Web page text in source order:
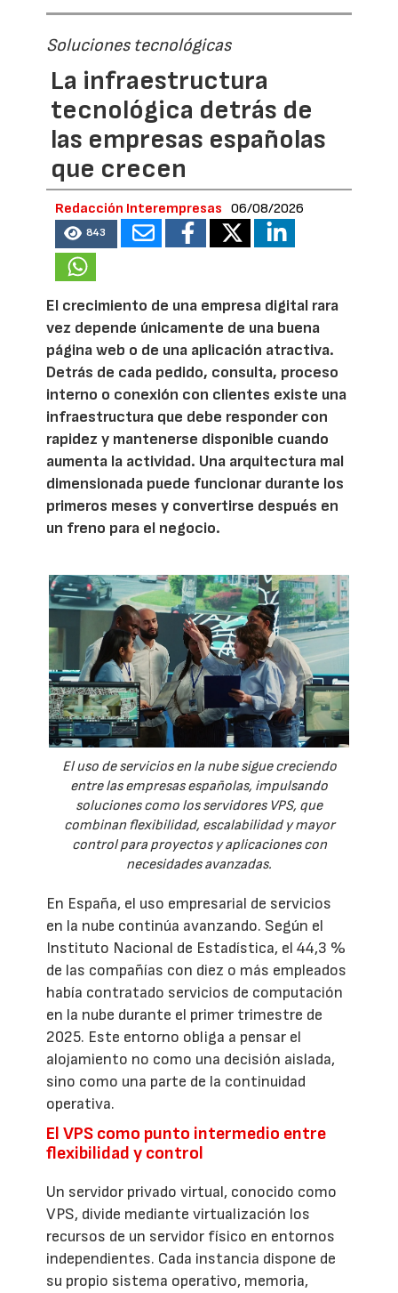
Soluciones tecnológicas
La infraestructura
tecnológica detrás de
las empresas españolas
que crecen
Redacción Interempresas 06/08/2026
843
El crecimiento de una empresa digital rara
vez depende únicamente de una buena
página web o de una aplicación atractiva.
Detrás de cada pedido, consulta, proceso
interno o conexión con clientes existe una
infraestructura que debe responder con
rapidez y mantenerse disponible cuando
aumenta la actividad. Una arquitectura mal
dimensionada puede funcionar durante los
primeros meses y convertirse después en
un freno para el negocio.
El uso de servicios en la nube sigue creciendo
entre las empresas españolas, impulsando
soluciones como los servidores VPS, que
combinan flexibilidad, escalabilidad y mayor
control para proyectos y aplicaciones con
necesidades avanzadas.
En España, el uso empresarial de servicios
en la nube continúa avanzando. Según el
Instituto Nacional de Estadística, el 44,3 %
de las compañías con diez o más empleados
había contratado servicios de computación
en la nube durante el primer trimestre de
2025. Este entorno obliga a pensar el
alojamiento no como una decisión aislada,
sino como una parte de la continuidad
operativa.
El VPS como punto intermedio entre
flexibilidad y control
Un servidor privado virtual, conocido como
VPS, divide mediante virtualización los
recursos de un servidor físico en entornos
independientes. Cada instancia dispone de
su propio sistema operativo, memoria,